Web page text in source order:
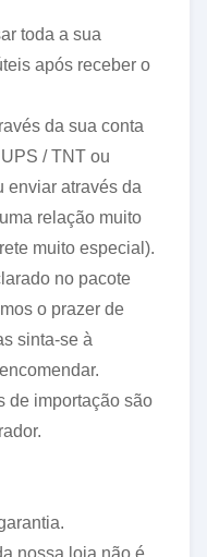
toda a sua
após receber o
da sua conta
/ TNT ou
enviar através da
relação muito
muito especial).
no pacote
o prazer de
sinta-se à
de importação são
nossa loja não é